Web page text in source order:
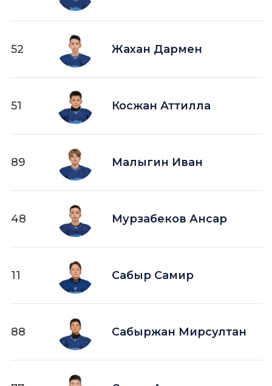
52 Жахан Дармен
51 Косжан Аттилла
89 Малыгин Иван
48 Мурзабеков Ансар
11 Сабыр Самир
88 Сабыржан Мирсултан